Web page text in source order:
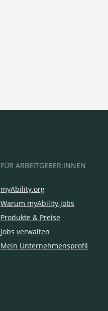
FÜR ARBEITGEBER:INNEN
myAbility.org
Warum myAbility.jobs
Produkte & Preise
Jobs verwalten
Mein Unternehmensprofil